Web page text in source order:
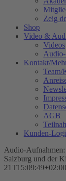
Zeig
Shop
Video &
Videos
Kontakt/
Team/
AGB
Kunden-
Audio-
Salzburg und der
21T15:09:49+02:00